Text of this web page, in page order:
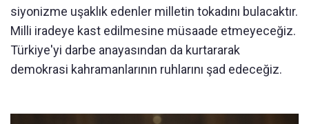
siyonizme uşaklık edenler milletin tokadını bulacaktır.
Milli iradeye kast edilmesine müsaade etmeyeceğiz.
Türkiye'yi darbe anayasından da kurtararak
demokrasi kahramanlarının ruhlarını şad edeceğiz.